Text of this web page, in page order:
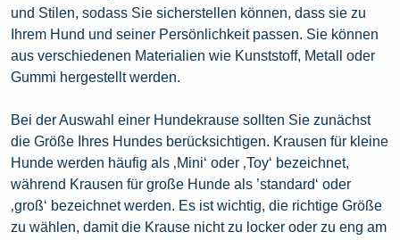
und Stilen, sodass Sie sicherstellen können, dass sie zu
Ihrem Hund und seiner Persönlichkeit passen. Sie können
aus verschiedenen Materialien wie Kunststoff, Metall oder
Gummi hergestellt werden.
Bei der Auswahl einer Hundekrause sollten Sie zunächst
die Größe Ihres Hundes berücksichtigen. Krausen für kleine
Hunde werden häufig als ‚Mini‘ oder ‚Toy‘ bezeichnet,
während Krausen für große Hunde als ’standard‘ oder
‚groß‘ bezeichnet werden. Es ist wichtig, die richtige Größe
zu wählen, damit die Krause nicht zu locker oder zu eng am